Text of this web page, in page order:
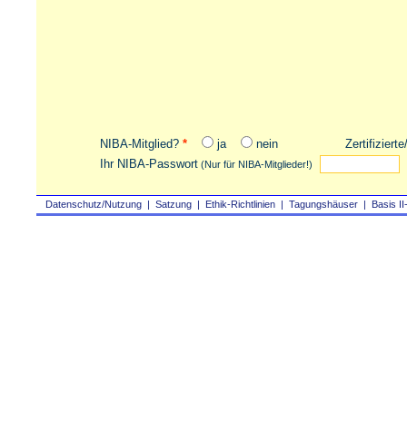
Datenschutz/Nutzung | Satzung | Ethik-Richtlinien | Tagungshäuser | Basis
NIBA-Mitglied? * ja nein
Ihr NIBA-Passwort (Nur für NIBA-Mitglieder!)